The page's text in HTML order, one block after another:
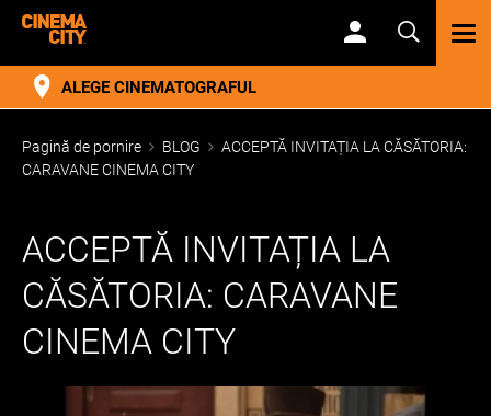
ALEGE CINEMATOGRAFUL
Pagină de pornire BLOG
ACCEPTĂ INVITAȚIA LA CĂSĂTORIA:
CARAVANE CINEMA CITY
ACCEPTĂ INVITAȚIA LA
CĂSĂTORIA: CARAVANE
CINEMA CITY